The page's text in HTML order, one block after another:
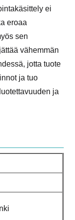
ei
eroaa
sen
vähemmän
jotta tuote
ja tuo
ja